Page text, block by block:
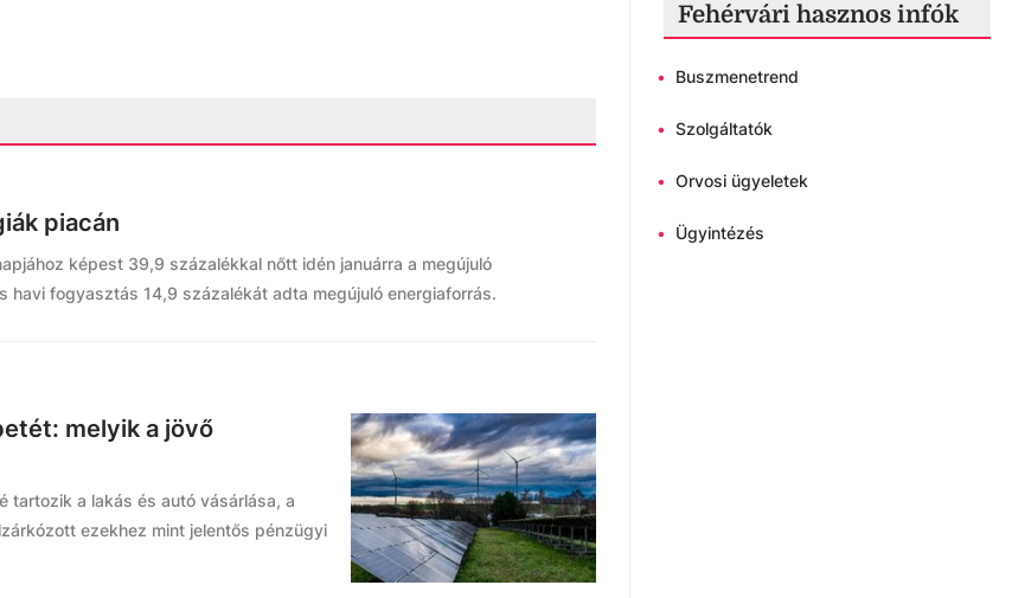
piacán
képest 39,9 százalékkal nőtt idén januárra a megújuló
havi fogyasztás 14,9 százalékát adta megújuló energiaforrás.
melyik a jövő
tartozik a lakás és autó vásárlása, a
ezekhez mint jelentős pénzügyi
Fehérvári hasznos infók
• Buszmenetrend
• Szolgáltatók
• Orvosi ügyeletek
• Ügyintézés